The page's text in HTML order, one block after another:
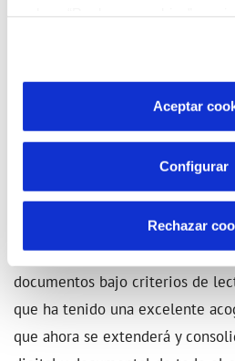
son indispensables para que el
por tanto no se pueden
más información en nuestra
Aceptar
Configurar
Rechazar
Este modelo fue implantado con
instalaciones de atención al
Fernando (Cádiz),
de una transformación que
cualitativo con este acuerdo.
Además, la compañía ya ha
documentos bajo criterios de
que ha tenido una excelente
que ahora se extenderá y